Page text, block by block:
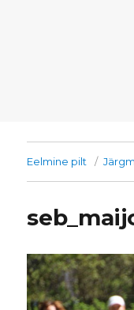
Eelmine pilt